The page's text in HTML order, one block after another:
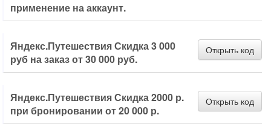
применение на аккаунт.
Яндекс.Путешествия Скидка 3 000
руб на заказ от 30 000 руб.
Открыть код
Яндекс.Путешествия Скидка 2000 р.
при бронировании от 20 000 р.
Открыть код